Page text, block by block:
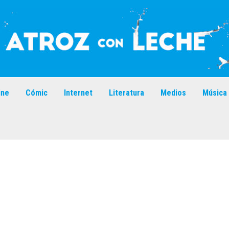
Cómic Internet Literatura Medios Música